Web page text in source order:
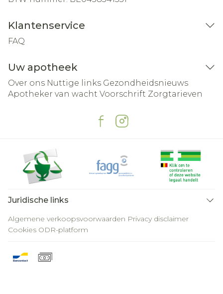
Klantenservice
FAQ
Uw apotheek
Over ons Nuttige links Gezondheidsnieuws
Apotheker van wacht Voorschrift Zorgtarieven
Juridische links
Algemene verkoopsvoorwaarden Privacy disclaimer
Cookies ODR-platform